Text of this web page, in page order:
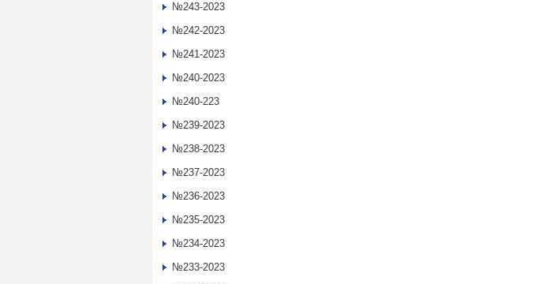
№243-2023
№242-2023
№241-2023
№240-2023
№240-223
№239-2023
№238-2023
№237-2023
№236-2023
№235-2023
№234-2023
№233-2023